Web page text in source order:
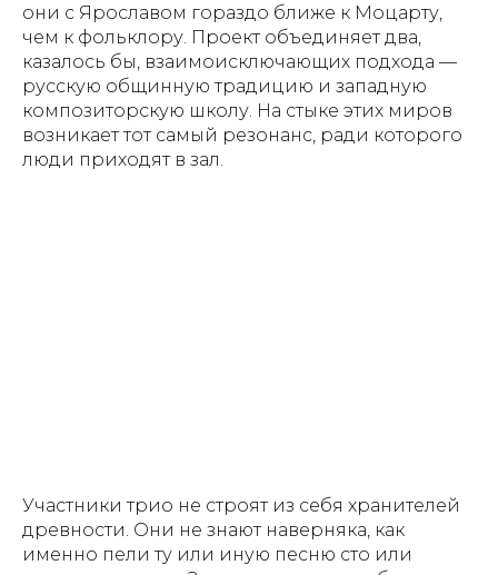
они с Ярославом гораздо ближе к Моцарту,
чем к фольклору. Проект объединяет два,
казалось бы, взаимоисключающих подхода —
русскую общинную традицию и западную
композиторскую школу. На стыке этих миров
возникает тот самый резонанс, ради которого
люди приходят в зал.
Участники трио не строят из себя хранителей
древности. Они не знают наверняка, как
именно пели ту или иную песню сто или